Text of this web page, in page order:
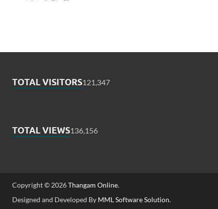
TOTAL VISITORS121,347
TOTAL VIEWS136,156
Copyright © 2026Thangam Online.
Designed and Developed By MML Software Solution.